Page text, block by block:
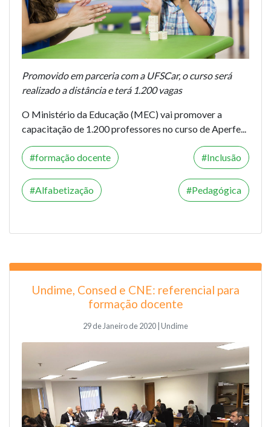
Promovido em parceria com a UFSCar, o curso será
realizado a distância e terá 1.200 vagas
O Ministério da Educação (MEC) vai promover a
capacitação de 1.200 professores no curso de Aperfe...
formação docente Inclusão
Alfabetização Pedagógica
Undime, Consed e CNE: referencial para
formação docente
29 de Janeiro de 2020 | Undime